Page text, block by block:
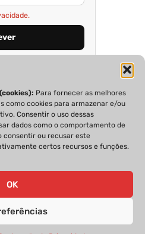
Para fornecer as melhores
como cookies para armazenar e/ou
Consentir o uso dessas
dados como o comportamento de
consentir ou recusar este
certos recursos e funções.
OK
ESTATUTO EDITORIAL
os direitos reservados.